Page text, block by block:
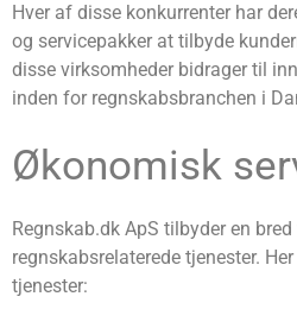
Hver af disse konkurrenter har
og servicepakker at tilbyde
disse virksomheder bidrager til
inden for regnskabsbranchen i
Økonomisk
Regnskab.dk ApS tilbyder en
regnskabsrelaterede tjenester.
tjenester: